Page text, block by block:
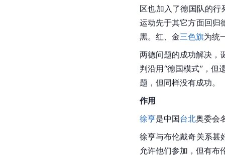
区也加入了德国队的行
运动先于其它方面回
黑。红、金三色旗为统
两德问题的成功解决，
判沿用“德国模式”，但
题，但同样没有成功。
作用
徐亨是中国台北奥委会
徐亨与布伦戴奇关系甚
允许他们参加，但有布